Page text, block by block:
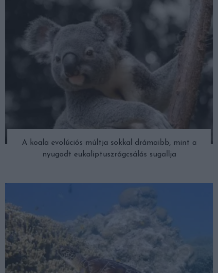
A koala evolúciós múltja sokkal drámaibb, mint a
nyugodt eukaliptuszrágcsálás sugallja